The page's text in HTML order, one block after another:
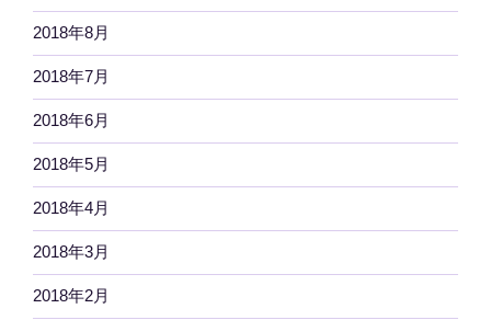
2018年8月
2018年7月
2018年6月
2018年5月
2018年4月
2018年3月
2018年2月